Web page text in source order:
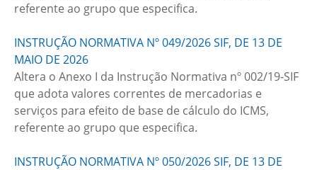
referente ao grupo que especifica.
INSTRUÇÃO NORMATIVA Nº 049/2026 SIF, DE 13 DE
MAIO DE 2026
Altera o Anexo I da Instrução Normativa nº 002/19-SIF
que adota valores correntes de mercadorias e
serviços para efeito de base de cálculo do ICMS,
referente ao grupo que especifica.
INSTRUÇÃO NORMATIVA Nº 050/2026 SIF, DE 13 DE